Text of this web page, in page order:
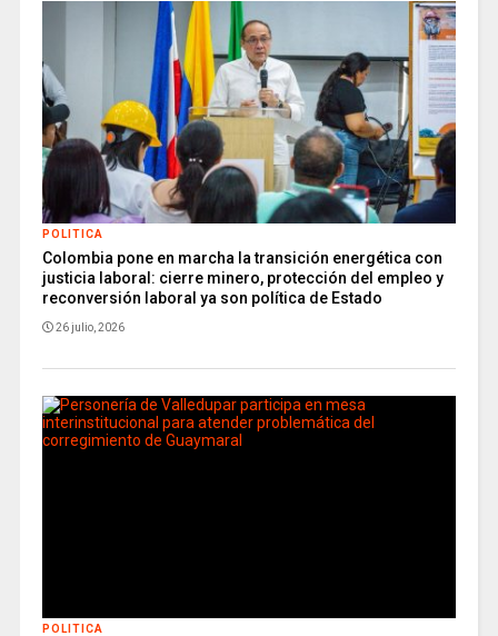
POLITICA
Colombia pone en marcha la transición energética con
justicia laboral: cierre minero, protección del empleo y
reconversión laboral ya son política de Estado
26 julio, 2026
POLITICA